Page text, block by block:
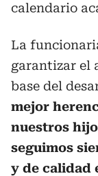
calendario
La
garantizar el
base del
mejor
nuestros
seguimos
y de calidad